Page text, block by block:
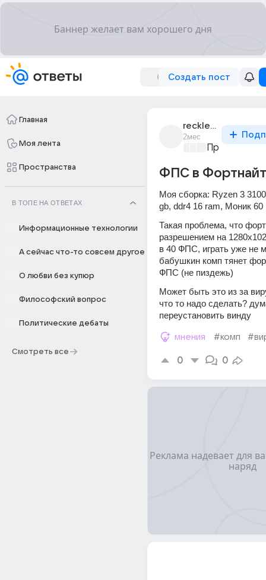
Создать пост
Главная
Моя лента
Пространства
В ТОПЕ НА ОТВЕТАХ
Информационные технологии
А сейчас что-то совсем другое
О любви без купюр
Философский вопрос
Политические дебаты
Смотреть все
reckless_4060
2мес
Проблемы с
ФПС в
Моя сборка: Ryzen 3
gb, ddr4 16 ram, Моник 60
Такая проблема, что
разрешением на
в 40 ФПС, играть уже не
бабушкин комп тянет
ФПС (не пиздежь)
Может быть это из за
что то надо сделать?
переустановить винду
мнения #комп
0 0